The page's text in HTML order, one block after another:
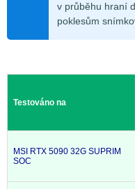
v průběhu hraní
poklesům
Testováno na
MSI RTX 5090 32G SUPRIM
SOC